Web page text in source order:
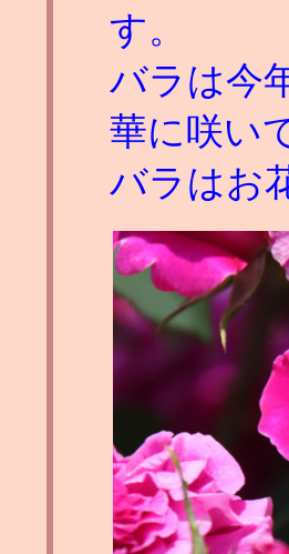
す。
バラは今
華に咲い
バラはお